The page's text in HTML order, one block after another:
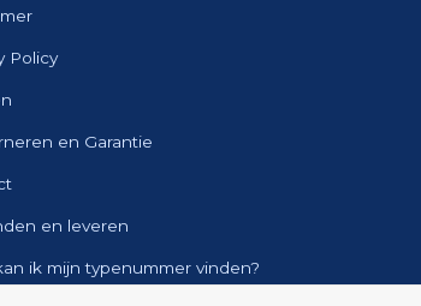
Policy
en Garantie
en leveren
ik mijn typenummer vinden?